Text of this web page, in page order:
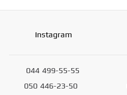
Instagram
044 499-55-55
050 446-23-50